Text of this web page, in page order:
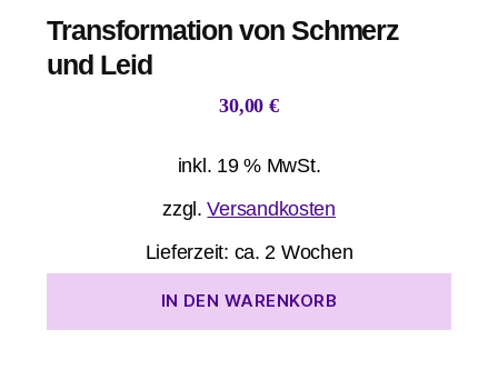
Transformation von Schmerz
und Leid
30,00 €
inkl. 19 % MwSt.
zzgl.Versandkosten
Lieferzeit: ca. 2 Wochen
IN DEN WARENKORB